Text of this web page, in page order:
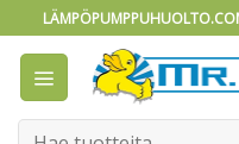
to
content
Etsi: